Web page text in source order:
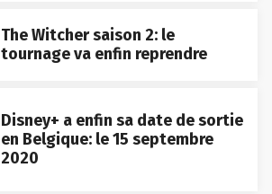
The Witcher saison 2: le
tournage va enfin reprendre
Disney+ a enfin sa date de sortie
en Belgique: le 15 septembre
2020